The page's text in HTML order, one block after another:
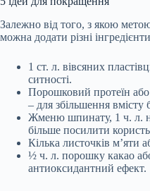
Залежно від того, з якою
можна додати різні
1 ст. л. вівсяних
ситності.
Порошковий протеїн або
– для збільшення вмісту
Жменю шпинату, 1 ч. л.
більше посилити
Кілька листочків м’яти
½ ч. л. порошку какао
антиоксидантний ефект.